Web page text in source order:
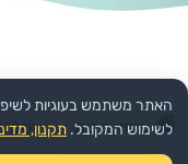
עמוד הבית >>
האתר משתמש בעוגיות
לשימוש המקובל. תקנון,